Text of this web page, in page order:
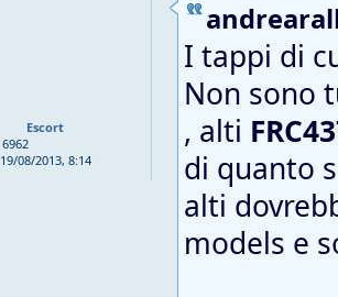
Escort
6962
19/08/2013, 8:14
I tappi di
Non sono
, alti
di quanto
alti
models e